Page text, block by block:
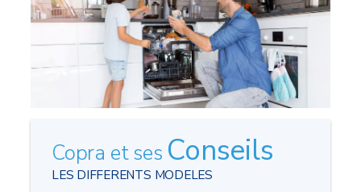
Copra et ses Conseils
LES DIFFERENTS MODELES